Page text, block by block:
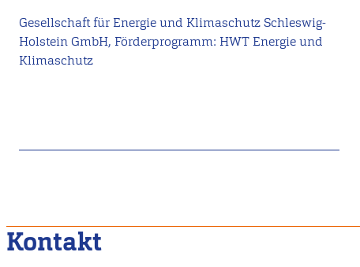
Gesellschaft für Energie und Klimaschutz Schleswig-
Holstein GmbH, Förderprogramm: HWT Energie und
Klimaschutz
Kontakt